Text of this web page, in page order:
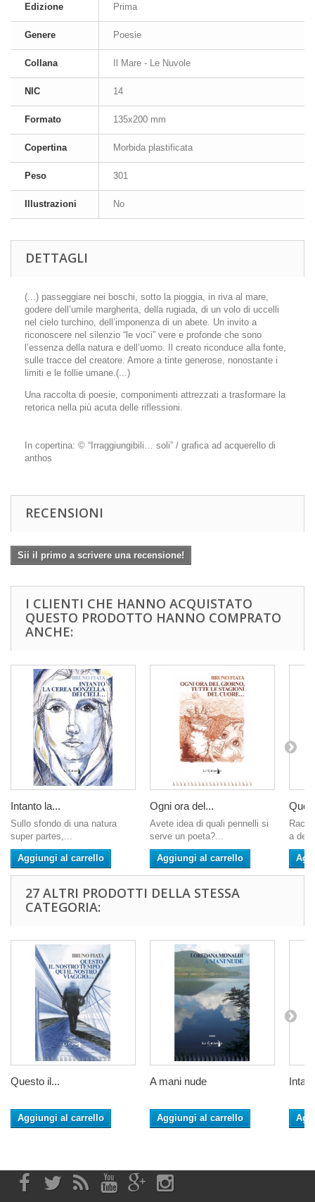
Edizione Prima
Genere Poesie
Collana Il Mare - Le Nuvole
NIC 14
Formato 135x200 mm
Copertina Morbida plastificata
Peso 301
Illustrazioni No
DETTAGLI
(...) passeggiare nei boschi, sotto la pioggia, in riva al mare,
godere dell’umile margherita, della rugiada, di un volo di uccelli
nel cielo turchino, dell’imponenza di un abete. Un invito a
riconoscere nel silenzio “le voci” vere e profonde che sono
l’essenza della natura e dell’uomo. Il creato riconduce alla fonte,
sulle tracce del creatore. Amore a tinte generose, nonostante i
limiti e le follie umane.(...)
Una raccolta di poesie, componimenti attrezzati a trasformare la
retorica nella più acuta delle riflessioni.
In copertina: © “Irraggiungibili… soli” / grafica ad acquerello di
anthos
RECENSIONI
Sii il primo a scrivere una recensione!
I CLIENTI CHE HANNO ACQUISTATO
QUESTO PRODOTTO HANNO COMPRATO
ANCHE:
Intanto la...
Sullo sfondo di una natura
super partes,...
Aggiungi al carrello
Ogni ora del...
Avete idea di quali pennelli si
serve un poeta?...
Aggiungi al carrello
a
27 ALTRI PRODOTTI DELLA STESSA
CATEGORIA:
Questo il...
Aggiungi al carrello
A mani nude
Aggiungi al carrello